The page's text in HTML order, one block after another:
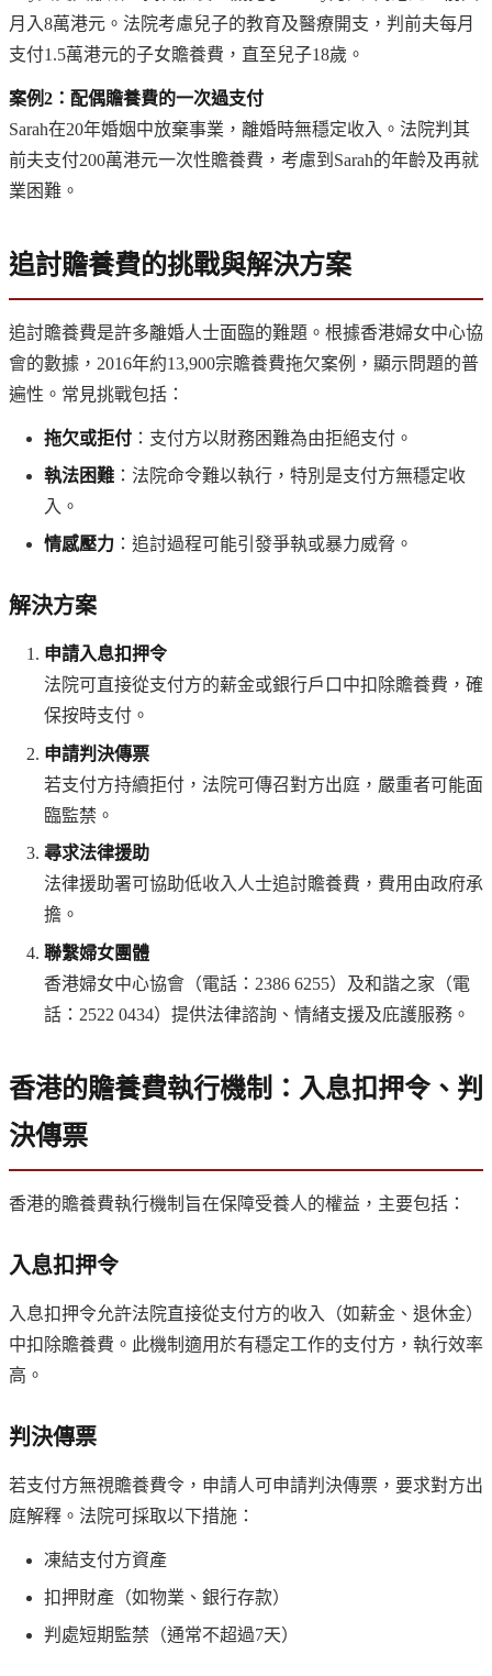
月入8萬港元。法院考慮兒子的教育及醫療開支，判前夫每月
支付1.5萬港元的子女贍養費，直至兒子18歲。
案例2：配偶贍養費的一次過支付
Sarah在20年婚姻中放棄事業，離婚時無穩定收入。法院判其
前夫支付200萬港元一次性贍養費，考慮到Sarah的年齡及再就
業困難。
追討贍養費的挑戰與解決方案
追討贍養費是許多離婚人士面臨的難題。根據香港婦女中心協
會的數據，2016年約13,900宗贍養費拖欠案例，顯示問題的普
遍性。常見挑戰包括：
拖欠或拒付 ：支付方以財務困難為由拒絕支付。
執法困難 ：法院命令難以執行，特別是支付方無穩定收
入。
情感壓力 ：追討過程可能引發爭執或暴力威脅。
解決方案
申請入息扣押令
法院可直接從支付方的薪金或銀行戶口中扣除贍養費，確
保按時支付。
申請判決傳票
若支付方持續拒付，法院可傳召對方出庭，嚴重者可能面
臨監禁。
尋求法律援助
法律援助署可協助低收入人士追討贍養費，費用由政府承
擔。
聯繫婦女團體
香港婦女中心協會（電話：2386 6255）及和諧之家（電
話：2522 0434）提供法律諮詢、情緒支援及庇護服務。
香港的贍養費執行機制：入息扣押令、判
決傳票
香港的贍養費執行機制旨在保障受養人的權益，主要包括：
入息扣押令
入息扣押令允許法院直接從支付方的收入（如薪金、退休金）
中扣除贍養費。此機制適用於有穩定工作的支付方，執行效率
高。
判決傳票
若支付方無視贍養費令，申請人可申請判決傳票，要求對方出
庭解釋。法院可採取以下措施：
凍結支付方資產
扣押財產（如物業、銀行存款）
判處短期監禁（通常不超過7天）